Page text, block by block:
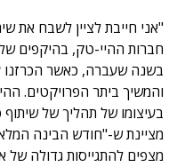
"אני חייבת לציין לשבח את
חברות ההיי-טק, בהיקפים
בשנה שעברה, כאשר הכרזנו
והמשיך ביתר הפרויקטים.
בעיצומו של תהליך של
מציינת ש-"חודש הבינה
מצפים להתגייסות גדולה של